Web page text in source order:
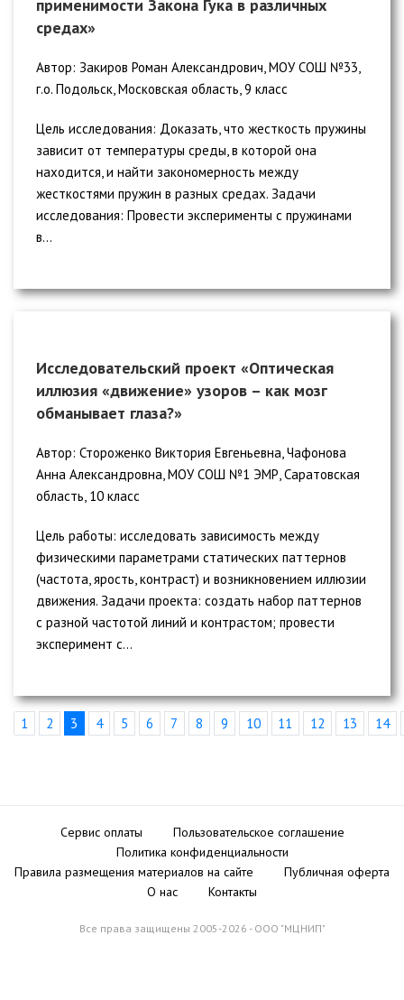
применимости Закона Гука в различных
средах»
Автор: Закиров Роман Александрович, МОУ СОШ №33,
г.о. Подольск, Московская область, 9 класс
Цель исследования: Доказать, что жесткость пружины
зависит от температуры среды, в которой она
находится, и найти закономерность между
жесткостями пружин в разных средах. Задачи
исследования: Провести эксперименты с пружинами
в...
Исследовательский проект «Оптическая
иллюзия «движение» узоров – как мозг
обманывает глаза?»
Автор: Стороженко Виктория Евгеньевна, Чафонова
Анна Александровна, МОУ СОШ №1 ЭМР, Саратовская
область, 10 класс
Цель работы: исследовать зависимость между
физическими параметрами статических паттернов
(частота, ярость, контраст) и возникновением иллюзии
движения. Задачи проекта: создать набор паттернов
с разной частотой линий и контрастом; провести
эксперимент с...
1 2 3 4 5 6 7 8 9 10 11 12 13 14
Сервис оплаты
Пользовательское соглашение
Политика конфиденциальности
Правила размещения материалов на сайте
Публичная оферта
О нас
Контакты
Все права защищены 2005-2026 - ООО "МЦНИП"